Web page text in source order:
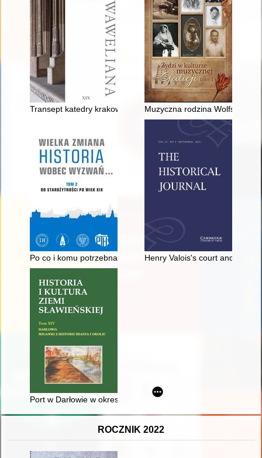
Transept katedry krakowskiej jako miejsce kultu Świętego
Muzyczna rodzina
Po co i komu potrzebna jest mediewistyka? : polskie badania
Henry Valois's court and
Port w Darłowie w okresie międzywojennym
ROCZNIK 2022